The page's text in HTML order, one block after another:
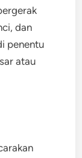
dan
penentu
atau